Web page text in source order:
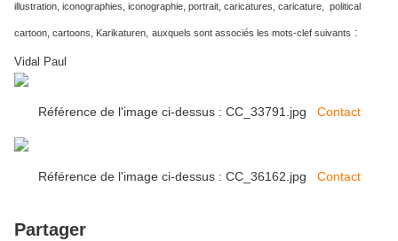
illustration, iconographies, iconographie, portrait, caricatures, caricature, political
cartoon, cartoons, Karikaturen, auxquels sont associés les mots-clef suivants :
Vidal Paul
Référence de l'image ci-dessus : CC_33791.jpg Contact
Référence de l'image ci-dessus : CC_36162.jpg Contact
Partager